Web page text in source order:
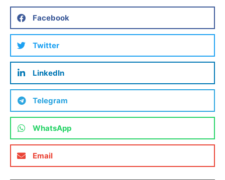
Facebook
Twitter
LinkedIn
Telegram
WhatsApp
Email